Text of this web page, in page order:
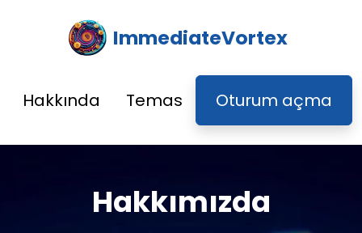
ImmediateVortex
Hakkında Temas Oturum açma
Hakkımızda